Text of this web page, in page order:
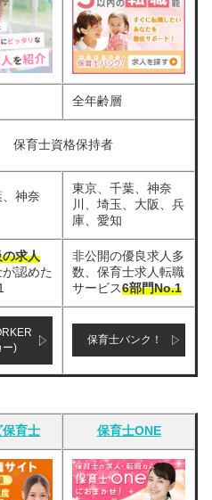
全年齢層
保育士資格保持者
神奈
東京、千葉、神奈
川、埼玉、大阪、兵
庫、愛知
求人
認めた
非公開の優良求人多
数、保育士求人転職
サービス6部門No.1
ー)
保育士バンク！
保育士 保育士ONE